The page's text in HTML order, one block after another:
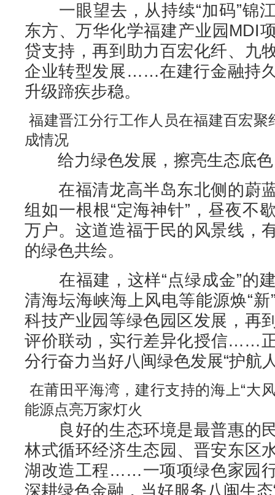
一眼望去，从持续“加码”锦
东方、万华化学福建产业园MDI
贷支持，再到助力百宏化纤、九
企业转型发展……在建行金融持
升级蹄疾步稳。
福建晋江分行工作人员在福建百宏
成情况
给力绿色发展，擦亮生态底色
在福清龙高半岛东北侧的蔚
组如一根根“定海神针”，昼夜不
万户。这道造福于民的风景线，
的绿色共绘。
在福建，这样“点绿成金”的
清海坛海峡海上风电等能源焕“
科技产业园等绿色园区发展，再
评价联动，实行差异化授信……
分行奋力当好八闽绿色发展“护航
在莆田平海湾，建行支持的海上“大
能源点亮万家灯火
良好的生态环境是最普惠的
林式循环经济生态园、晋安东区
湖改造工程……一项项绿色家园
深耕绿色金融，当好服务八闽生态